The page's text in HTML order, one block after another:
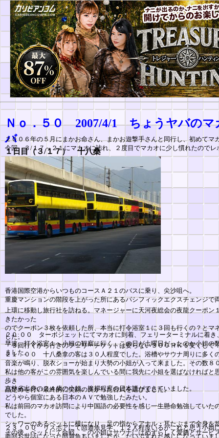
１日目（３/１７） 十八桑
拿
２３：００ リスボアにて回遊魚見学、１２人程度いるがこれと思う小姐
前回お世話になった回遊魚もいましたが、だいぶすれた感じになっていま
２０:００ ターボジェットにてマカオに到着、フェリーターミナルに着
早速、打令浴室１へ小姐の観察に行く。この日が土曜日だったのか小姐の
ました。
上環に移動し旅行社を訪ねる。マネージャーに天河夜総会の夜龍クーポン
きたかった
のでクーポン３枚を依頼した所、本当に打令浴室１に３回も行くの？とマ
した。
「３回行くから行きのフェリーチケットは要らない３００ＨＫ＄安くして
吉林省出身の２４歳の小姐。挨拶程度の日本語ができていました。
どうやら個室にある日本のＡＶで勉強したみたい。
私は前回のマカオ訪問により中国語の必要性を感じ一生懸命勉強していた
でした。
シャワーのあるベットに横になり、足の指からアナル・耳たぶまで全身を
その後、ベットにて合戦、この小姐はサウナにはめずらしく愛嬌とサービ
香港国際空港からいつものコースＡ２１のバスに乗り、尖沙咀へ。
重慶マンションの階段を上がった所にあるパシフィックエクスチェンジで
２１：００ 十八桑拿の客は３０人程度でした。浴槽やサウナ周りに多く
音楽が鳴り、脱衣ショーが始まり大勢の小姐が入って来ました。その数８
私は他の客がこの雰囲気を楽しんでいる間に我先に小姐を選ばなければと
歩き
品定めを行い最終的に笑顔の良かった台式を選びました。
Ｎｏ．５０ 2007/4/1 ちょうヤバの
バ
２００６年の５月にまかお命さん、まかお遊撃手さんと同行し、初めてマ
今回、３/１７～２１にマカオに訪れ、２度目でマカオに少し慣れたのでレ